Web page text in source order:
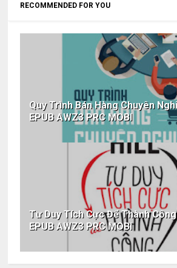
RECOMMENDED FOR YOU
Quy Trình Bán Hàng Chuyên
EPUB AWZ3 PRC MOBI
Tư Duy Tích Cực Để Thành
EPUB AWZ3 PRC MOBI